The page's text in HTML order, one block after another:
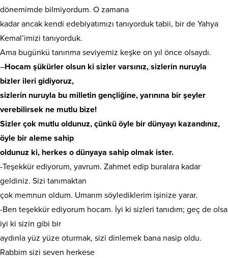
dönemimde bilmiyordum. O zamana
kadar ancak kendi edebiyatımızı tanıyorduk tabii, bir de Yahya
Kemal’imizi tanıyorduk.
Ama bugünkü tanınma seviyemiz keşke on yıl önce olsaydı.
–Hocam şükürler olsun ki sizler varsınız, sizlerin nuruyla
bizler ileri gidiyoruz,
sizlerin nuruyla bu milletin gençliğine, yarınına bir şeyler
verebilirsek ne mutlu bize!
Sizler çok mutlu oldunuz, çünkü öyle bir dünyayı kazandınız,
öyle bir aleme sahip
oldunuz ki, herkes o dünyaya sahip olmak ister.
-Teşekkür ediyorum, yavrum. Zahmet edip buralara kadar
geldiniz. Sizi tanımaktan
çok memnun oldum. Umarım söylediklerim işinize yarar.
-Ben teşekkür ediyorum hocam. İyi ki sizleri tanıdım; geç de olsa
iyi ki sizin gibi bir
aydınla yüz yüze oturmak, sizi dinlemek bana nasip oldu.
Rabbim sizi seven herkese